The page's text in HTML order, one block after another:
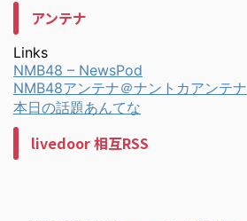
アンテナ
Links
NMB48 – NewsPod
NMB48アンテナ＠ナントカアンテナ
本日の話題あんてな
livedoor 相互RSS